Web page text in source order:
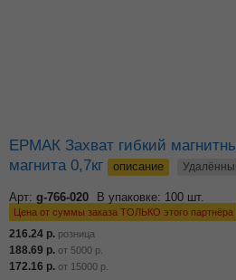
ЕРМАК Захват гибкий магнитный 500мм, сила
магнита 0,7кг
описание
Арт: g-766-020 В упаковке: 100 шт.
Цена от суммы заказа ТОЛЬКО этого партнёра
216.24 р. розница
188.69 р. от 5000 р.
172.16 р. от 15000 р.